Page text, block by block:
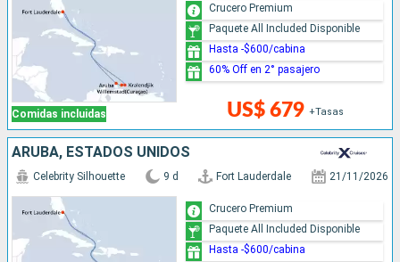
Comidas incluidas US$ 679 +Tasas
Crucero Premium
Paquete All Included Disponible
Hasta -$600/cabina
60% Off en 2° pasajero
ARUBA, ESTADOS UNIDOS
Celebrity Silhouette 9 d Fort Lauderdale 21/11/2026
Crucero Premium
Paquete All Included Disponible
Hasta -$600/cabina